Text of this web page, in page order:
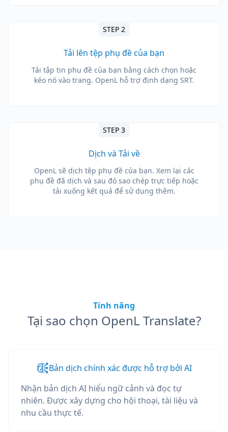
STEP 2
Tải lên tệp phụ đề của bạn
Tải tập tin phụ đề của bạn bằng cách chọn hoặc
kéo nó vào trang. OpenL hỗ trợ định dạng SRT.
STEP 3
Dịch và Tải về
OpenL sẽ dịch tệp phụ đề của bạn. Xem lại các
phụ đề đã dịch và sau đó sao chép trực tiếp hoặc
tải xuống kết quả để sử dụng thêm.
Tính năng
Tại sao chọn OpenL Translate?
Bản dịch chính xác được hỗ trợ bởi AI
Nhận bản dịch AI hiểu ngữ cảnh và đọc tự
nhiên. Được xây dựng cho hội thoại, tài liệu và
nhu cầu thực tế.